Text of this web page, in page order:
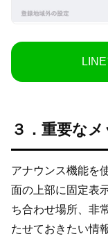
３．重要な
アナウンス機能を
面の上部に固定表
ち合わせ場所、非
たせておきたい情